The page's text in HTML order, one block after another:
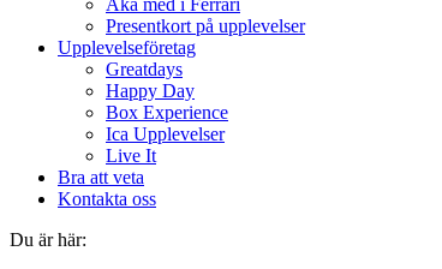
Åka med i Ferrari
Presentkort på upplevelser
Upplevelseföretag
Greatdays
Happy Day
Box Experience
Ica Upplevelser
Live It
Bra att veta
Kontakta oss
Du är här: